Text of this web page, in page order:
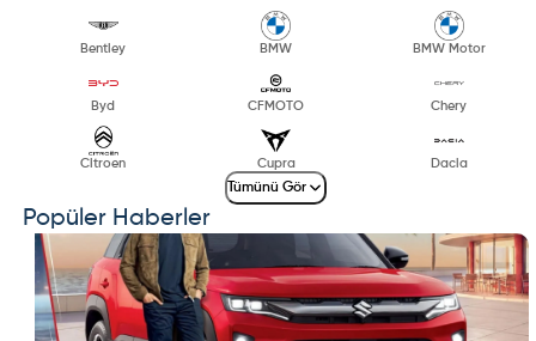
Bentley BMW BMW Motor
Byd CFMOTO Chery
Citroen Cupra Dacia
Tümünü Gör
Popüler Haberler